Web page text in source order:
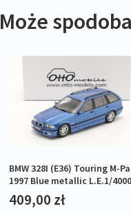
Może
BMW 328I (E36) Touring M-
1997 Blue metallic L.E.1/4000
409,00 zł